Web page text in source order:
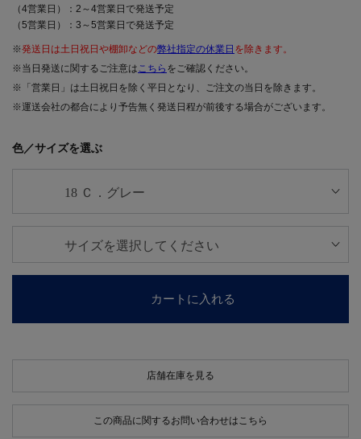
（4営業日）：2～4営業日で発送予定
（5営業日）：3～5営業日で発送予定
※発送日は土日祝日や棚卸などの弊社指定の休業日 を除きます。
※当日発送に関するご注意はこちら をご確認ください。
※「営業日」は土日祝日を除く平日となり、ご注文の当日を除きます。
※運送会社の都合により予告無く発送日程が前後する場合がございます。
色／サイズを選ぶ
カートに入れる
店舗在庫を見る
この商品に関するお問い合わせはこちら